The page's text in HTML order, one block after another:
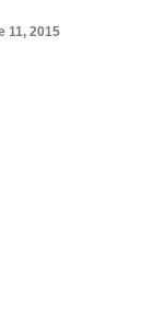
11, 2015